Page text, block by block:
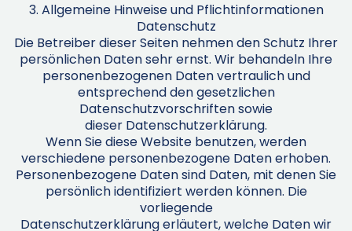
3. Allgemeine Hinweise und Pflichtinformationen
Datenschutz
Die Betreiber dieser Seiten nehmen den Schutz Ihrer
persönlichen Daten sehr ernst. Wir behandeln Ihre
personenbezogenen Daten vertraulich und
entsprechend den gesetzlichen
Datenschutzvorschriften sowie
dieser Datenschutzerklärung.
Wenn Sie diese Website benutzen, werden
verschiedene personenbezogene Daten erhoben.
Personenbezogene Daten sind Daten, mit denen Sie
persönlich identifiziert werden können. Die
vorliegende
Datenschutzerklärung erläutert, welche Daten wir